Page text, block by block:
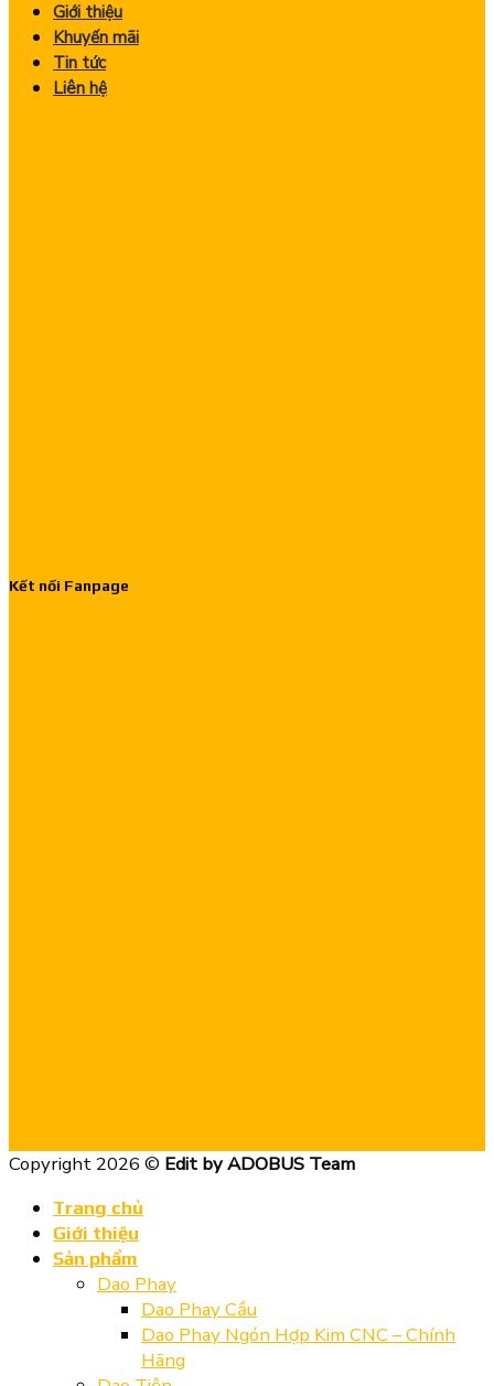
Giới thiệu
Khuyến mãi
Tin tức
Liên hệ
Kết nối Fanpage
Copyright 2026 © Edit by ADOBUS Team
Trang chủ
Giới thiệu
Sản phẩm
Dao Phay
Dao Phay Cầu
Dao Phay Ngón Hợp Kim CNC – Chính
Hãng